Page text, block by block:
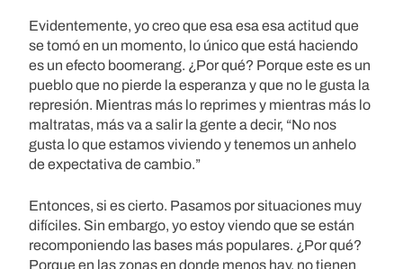
Evidentemente, yo creo que esa esa esa actitud que
se tomó en un momento, lo único que está haciendo
es un efecto boomerang. ¿Por qué? Porque este es un
pueblo que no pierde la esperanza y que no le gusta la
represión. Mientras más lo reprimes y mientras más lo
maltratas, más va a salir la gente a decir, “No nos
gusta lo que estamos viviendo y tenemos un anhelo
de expectativa de cambio.”
Entonces, si es cierto. Pasamos por situaciones muy
difíciles. Sin embargo, yo estoy viendo que se están
recomponiendo las bases más populares. ¿Por qué?
Porque en las zonas en donde menos hay, no tienen